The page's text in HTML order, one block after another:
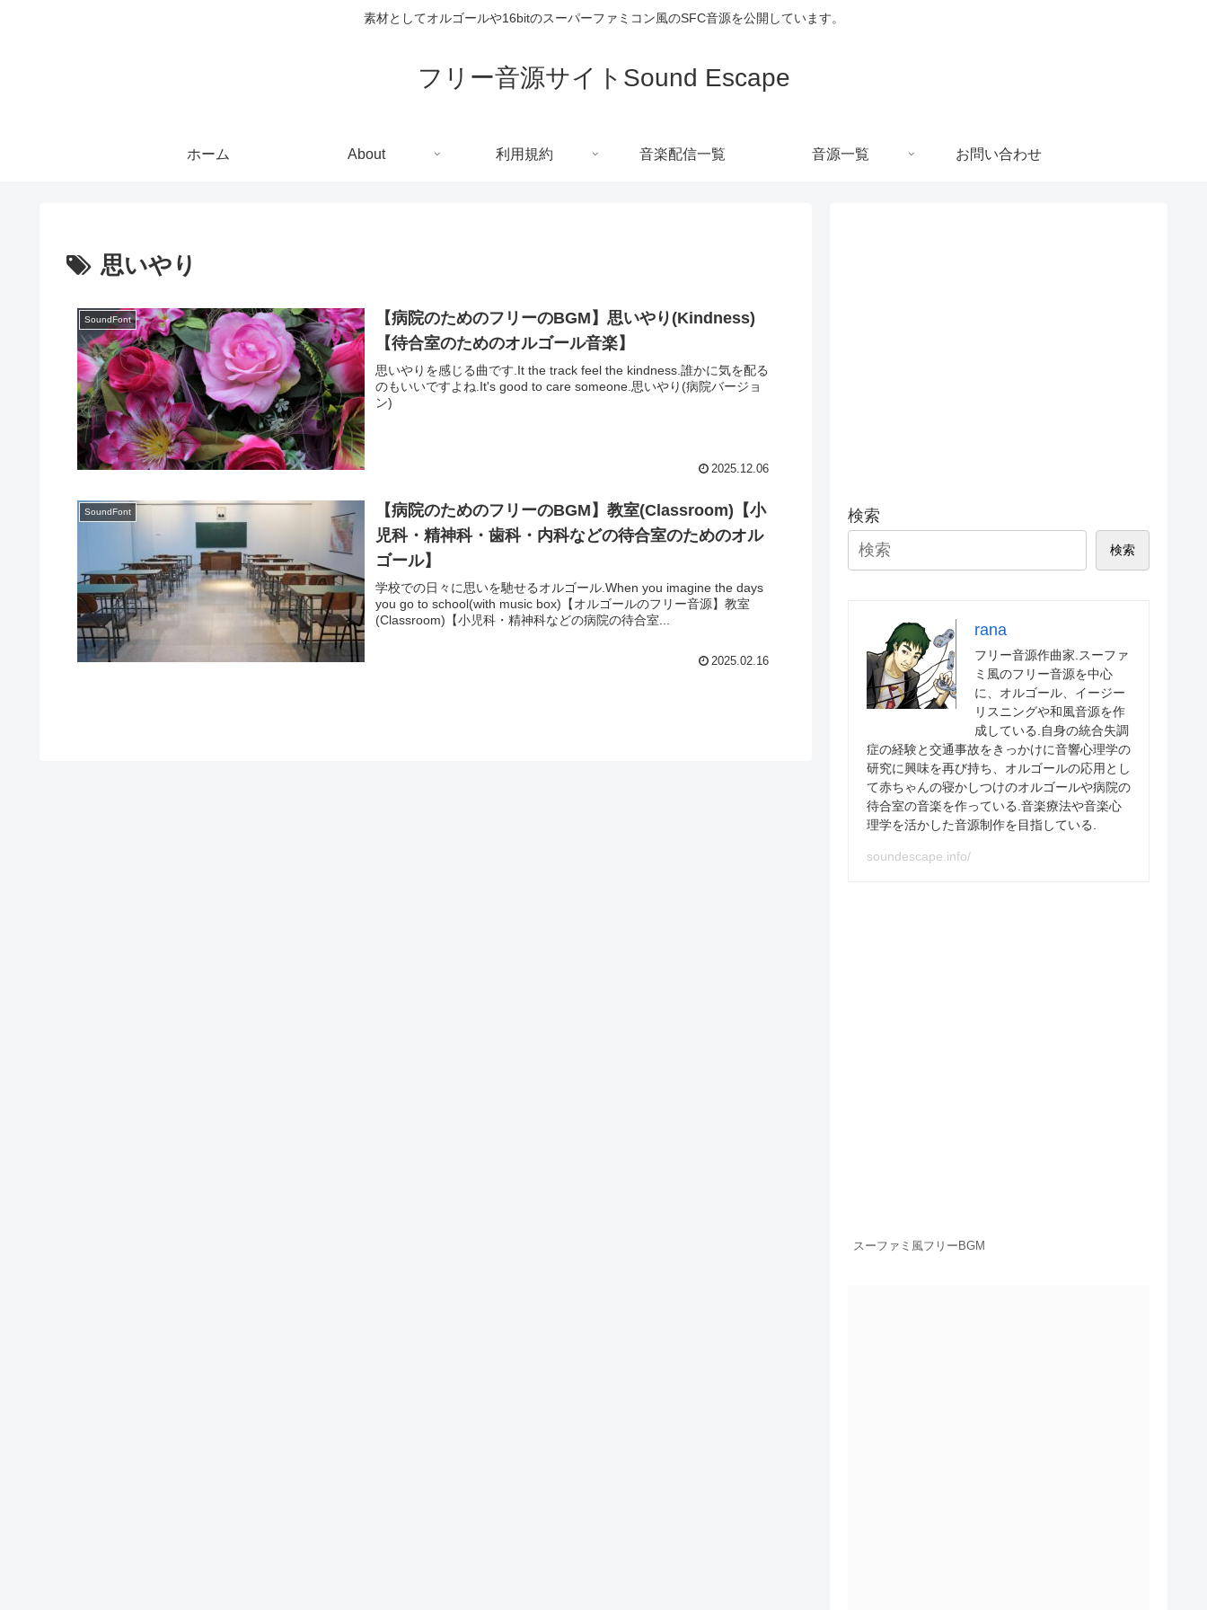
素材としてオルゴールや16bitのスーパーファミコン風のSFC音源を公開しています。
フリー音源サイトSound Escape
ホーム About 利用規約 音楽配信一覧 音源一覧 お問い合わせ
思いやり
SoundFont
【病院のためのフリーのBGM】思いやり(Kindness)
【待合室のためのオルゴール音楽】
思いやりを感じる曲です.It the track feel the kindness.誰かに気を配る
のもいいですよね.It's good to care someone.思いやり(病院バージョ
ン)
2025.12.06
SoundFont
【病院のためのフリーのBGM】教室(Classroom)【小
児科・精神科・歯科・内科などの待合室のためのオル
ゴール】
学校での日々に思いを馳せるオルゴール.When you imagine the days
you go to school(with music box)【オルゴールのフリー音源】教室
(Classroom)【小児科・精神科などの病院の待合室...
2025.02.16
検索
検索
rana
フリー音源作曲家.スーファ
ミ風のフリー音源を中心
に、オルゴール、イージー
リスニングや和風音源を作
成している.自身の統合失調
症の経験と交通事故をきっかけに音響心理学の
研究に興味を再び持ち、オルゴールの応用とし
て赤ちゃんの寝かしつけのオルゴールや病院の
待合室の音楽を作っている.音楽療法や音楽心
理学を活かした音源制作を目指している.
soundescape.info/
スーファミ風フリーBGM